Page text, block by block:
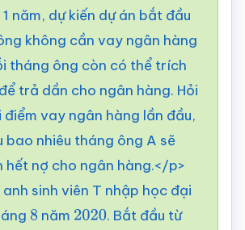
năm, dự kiến dự án bắt đầu
không cần vay ngân hàng
tháng ông còn có thể trích
trả dần cho ngân hàng. Hỏi
vay ngân hàng lần đầu,
bao nhiêu tháng ông A sẽ
hết nợ cho ngân hàng.</p>
anh sinh viên T nhập học đại
8 năm 2020. Bắt đầu từ